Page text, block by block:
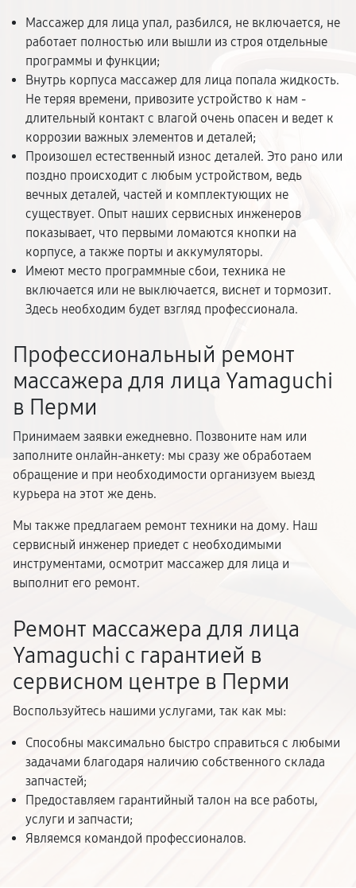
Массажер для лица упал, разбился, не включается, не
работает полностью или вышли из строя отдельные
программы и функции;
Внутрь корпуса массажер для лица попала жидкость.
Не теряя времени, привозите устройство к нам -
длительный контакт с влагой очень опасен и ведет к
коррозии важных элементов и деталей;
Произошел естественный износ деталей. Это рано или
поздно происходит с любым устройством, ведь
вечных деталей, частей и комплектующих не
существует. Опыт наших сервисных инженеров
показывает, что первыми ломаются кнопки на
корпусе, а также порты и аккумуляторы.
Имеют место программные сбои, техника не
включается или не выключается, виснет и тормозит.
Здесь необходим будет взгляд профессионала.
Профессиональный ремонт
массажера для лица Yamaguchi
в Перми
Принимаем заявки ежедневно. Позвоните нам или
заполните онлайн-анкету: мы сразу же обработаем
обращение и при необходимости организуем выезд
курьера на этот же день.
Мы также предлагаем ремонт техники на дому. Наш
сервисный инженер приедет с необходимыми
инструментами, осмотрит массажер для лица и
выполнит его ремонт.
Ремонт массажера для лица
Yamaguchi с гарантией в
сервисном центре в Перми
Воспользуйтесь нашими услугами, так как мы:
Способны максимально быстро справиться с любыми
задачами благодаря наличию собственного склада
запчастей;
Предоставляем гарантийный талон на все работы,
услуги и запчасти;
Являемся командой профессионалов.